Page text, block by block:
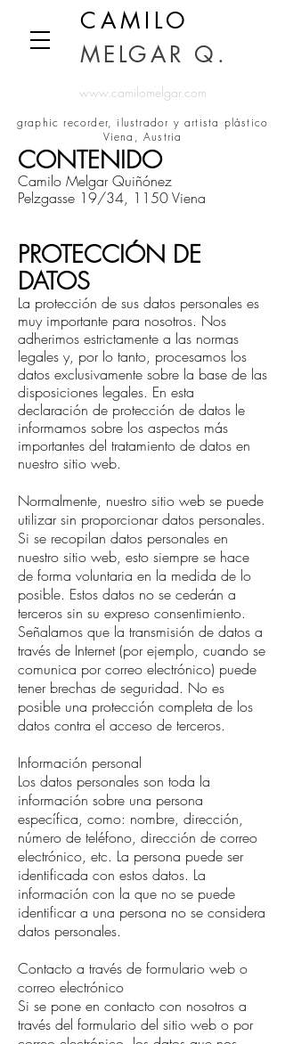
CAMILO
MELGAR Q.
www.camilomelgar.com
graphic recorder, ilustrador y artista plástico
Viena, Austria
CONTENIDO
Camilo Melgar Quiñónez
Pelzgasse 19/34, 1150 Viena
PROTECCIÓN DE
DATOS
La protección de sus datos personales es
muy importante para nosotros. Nos
adherimos estrictamente a las normas
legales y, por lo tanto, procesamos los
datos exclusivamente sobre la base de las
disposiciones legales. En esta
declaración de protección de datos le
informamos sobre los aspectos más
importantes del tratamiento de datos en
nuestro sitio web.
Normalmente, nuestro sitio web se puede
utilizar sin proporcionar datos personales.
Si se recopilan datos personales en
nuestro sitio web, esto siempre se hace
de forma voluntaria en la medida de lo
posible. Estos datos no se cederán a
terceros sin su expreso consentimiento.
Señalamos que la transmisión de datos a
través de Internet (por ejemplo, cuando se
comunica por correo electrónico) puede
tener brechas de seguridad. No es
posible una protección completa de los
datos contra el acceso de terceros.
Información personal
Los datos personales son toda la
información sobre una persona
específica, como: nombre, dirección,
número de teléfono, dirección de correo
electrónico, etc. La persona puede ser
identificada con estos datos. La
información con la que no se puede
identificar a una persona no se considera
datos personales.
Contacto a través de formulario web o
correo electrónico
Si se pone en contacto con nosotros a
través del formulario del sitio web o por